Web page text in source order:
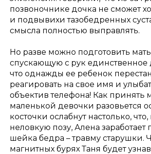
позвоночнике дочка не сможет
и подвывихи тазобедренных
смысла полностью выправлять.
Но разве можно подготовить
спускающую с рук единственное
что однажды ее ребенок
реагировать на свое имя и
объектив телефона! Как принять
маленькой девочки разовьется
косточки ослабнут настолько,
неловкую позу, Алена заработает
шейка бедра – травму старушки.
магнитных бурях Таня будет